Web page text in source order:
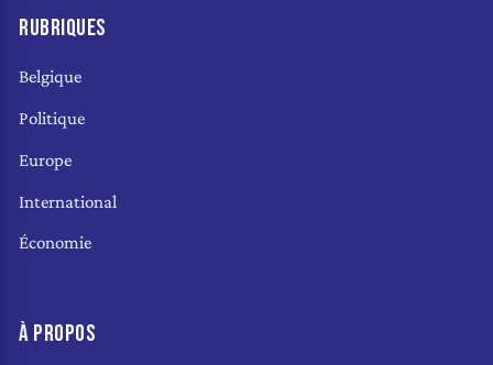
RUBRIQUES
Belgique
Politique
Europe
International
Économie
À PROPOS